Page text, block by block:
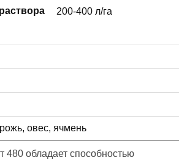
200-400 л/га
овес, ячмень
480 обладает способностью